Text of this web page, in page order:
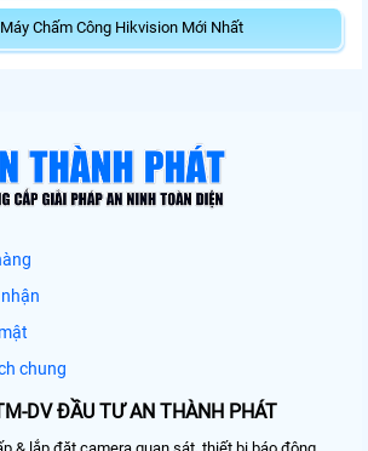
Chấm Công Hikvision Mới Nhất
chung
DV ĐẦU TƯ AN THÀNH PHÁT